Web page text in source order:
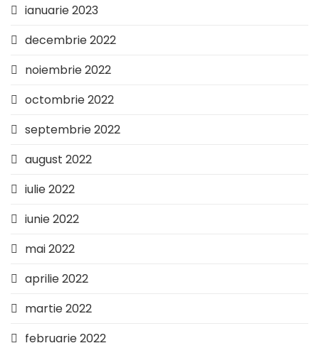
ianuarie 2023
decembrie 2022
noiembrie 2022
octombrie 2022
septembrie 2022
august 2022
iulie 2022
iunie 2022
mai 2022
aprilie 2022
martie 2022
februarie 2022